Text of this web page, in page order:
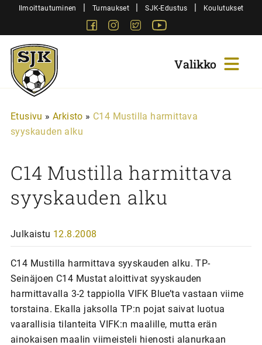
SiirryIlmoittautuminen | Turnaukset | SJK-Edustus | Koulutukset
FacebookInstagram
Twitter
Sjk-
Juniorit
Etusivu » Arkisto » C14 Mustilla harmittava
syyskauden alku
C14 Mustilla harmittava
syyskauden alku
Julkaistu 12.8.2008
C14 Mustilla harmittava syyskauden alku. TP-
Seinäjoen C14 Mustat aloittivat syyskauden
harmittavalla 3-2 tappiolla VIFK Blue’ta vastaan viime
torstaina. Ekalla jaksolla TP:n pojat saivat luotua
vaarallisia tilanteita VIFK:n maalille, mutta erän
ainokaisen maalin viimeisteli hienosti alanurkaan